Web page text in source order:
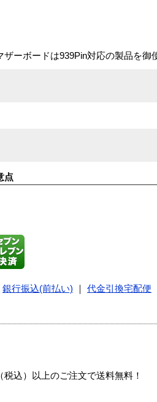
ーボードは939Pin対応の製品を御
点
銀行振込(前払い) 代金引換宅配便
込）以上のご注文で送料無料！